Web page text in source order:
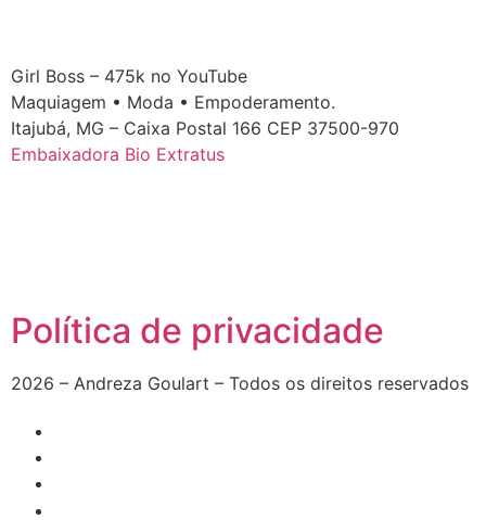
Girl Boss – 475k no YouTube
Maquiagem • Moda • Empoderamento.
Itajubá, MG – Caixa Postal 166 CEP 37500-970
Embaixadora Bio Extratus
Política de privacidade
2026 – Andreza Goulart – Todos os direitos reservados